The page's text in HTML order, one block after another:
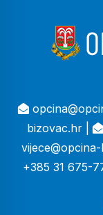
bizovac.hr |
+385 31 675-